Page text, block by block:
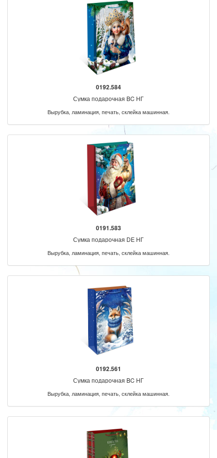
0192.584
Сумка подарочная BC НГ
Вырубка, ламинация, печать, склейка машинная.
0191.583
Сумка подарочная DE НГ
Вырубка, ламинация, печать, склейка машинная.
0192.561
Сумка подарочная BC НГ
Вырубка, ламинация, печать, склейка машинная.